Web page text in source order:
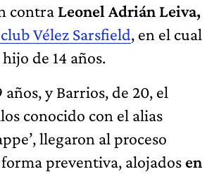
contra Leonel Adrián Leiva,
Vélez Sarsfield, en el cual
de 14 años.
años, y Barrios, de 20, el
conocido con el alias
llegaron al proceso
preventiva, alojados en